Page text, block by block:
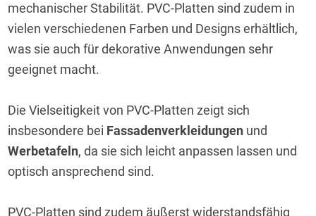
mechanischer Stabilität. PVC-Platten sind zudem in
vielen verschiedenen Farben und Designs erhältlich,
was sie auch für dekorative Anwendungen sehr
geeignet macht.
Die Vielseitigkeit von PVC-Platten zeigt sich
insbesondere bei Fassadenverkleidungen
Werbetafeln, da sie sich leicht anpassen lassen und
optisch ansprechend sind.
PVC-Platten sind zudem äußerst widerstandsfähig